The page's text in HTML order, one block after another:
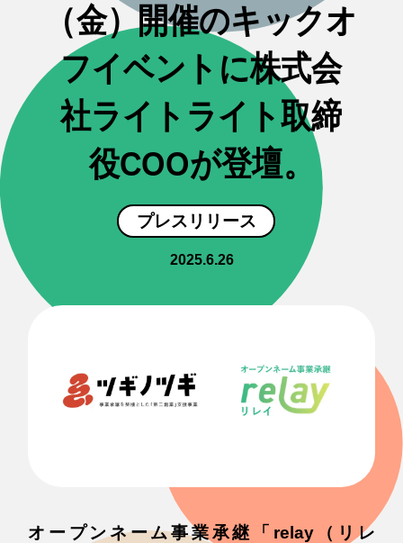
（金）開催のキックオ
フイベントに株式会
社ライトライト取締
役COOが登壇。
プレスリリース
2025.6.26
オープンネーム事業承継「relay（リレ